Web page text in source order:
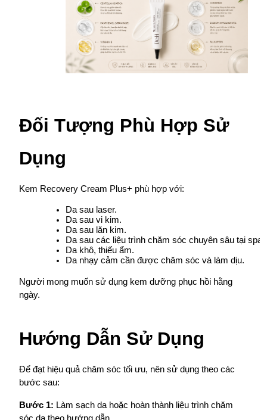
Đối Tượng Phù Hợp Sử
Dụng
Kem Recovery Cream Plus+ phù hợp với:
Da sau laser.
Da sau vi kim.
Da sau lăn kim.
Da sau các liệu trình chăm sóc chuyên sâu tại spa.
Da khô, thiếu ẩm.
Da nhạy cảm cần được chăm sóc và làm dịu.
Người mong muốn sử dụng kem dưỡng phục hồi hằng
ngày.
Hướng Dẫn Sử Dụng
Để đạt hiệu quả chăm sóc tối ưu, nên sử dụng theo các
bước sau:
Bước 1: Làm sạch da hoặc hoàn thành liệu trình chăm